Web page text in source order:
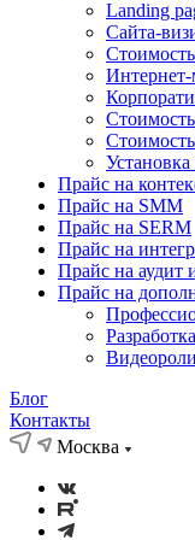
Landing
Cайта-
Интернет-
Прайс на
Прайс на SMM
Прайс на SERM
Прайс на
Прайс на аудит
Прайс на
Блог
Контакты
Москва